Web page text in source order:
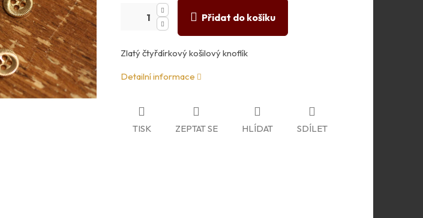
Přidat do košíku
Zlatý čtyřdírkový košilový knoflík
Detailní informace
TISK ZEPTAT SE HLÍDAT SDÍLET